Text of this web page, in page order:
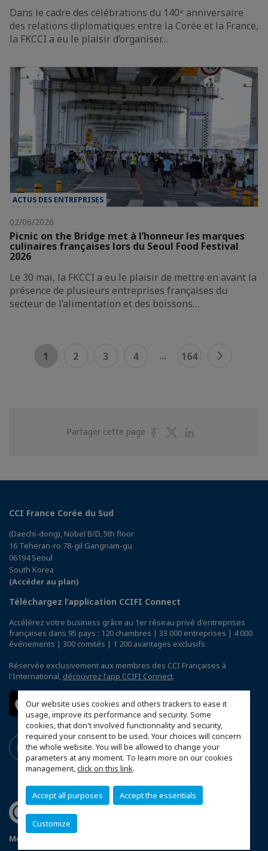
Our website uses cookies and others trackers to ease it
usage, improve its performance and security. Some
cookies, that don't involved functionnality and security,
required your consent to be used. Your choices will concern
the whole website. You will be allowed to change your
parameters at any moment. To learn more on our cookies
management,click on this link.
Accept all purposes Accept the essentials
Customize
Dans le cadre des célébrations du 140ᵉ anniversaire
des relations diplomatiques entre la Corée et la France,
la FKCCI a eu le plaisir d’organiser…
ACTUS DES ENTREPRISES
02/06/2026
Picnic on the Bridge met à l’honneur les marques
culinaires françaises lors du Seoul Food Festival
2026
Le 30 mai, la FKCCI a eu le plaisir de mettre en avant la
présence de plusieurs entreprises françaises du
secteur de l’alimentation et des boissons…
1 2 3 4 ... 164
Partager cette page
PartagerPartager
CCI France Corée du Sud
(Daechi-dong), Nobel B/D, 5th floor
16 Teheran-ro 78-gil Gangnam-gu
06194 Seoul
South Korea
(Accéder au plan)
Téléchargez l’application CCIFI Connect
Accélérez votre business grâce au 1er réseau privé d'entreprises
françaises dans 95 pays : 120 chambres | 33 000 entreprises | 4 000
événements | 300 comités | 1 200 avantages exclusifs
Réservée exclusivement aux membres des CCI Françaises à
l'International, découvrez l'app CCIFI Connect.
Mentions légales